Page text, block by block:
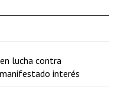
lucha contra
interés